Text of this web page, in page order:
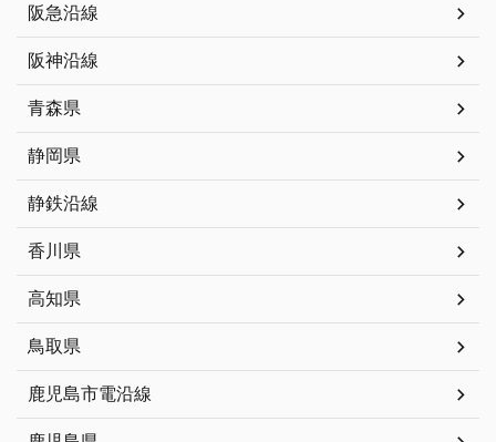
阪急沿線
阪神沿線
青森県
静岡県
静鉄沿線
香川県
高知県
鳥取県
鹿児島市電沿線